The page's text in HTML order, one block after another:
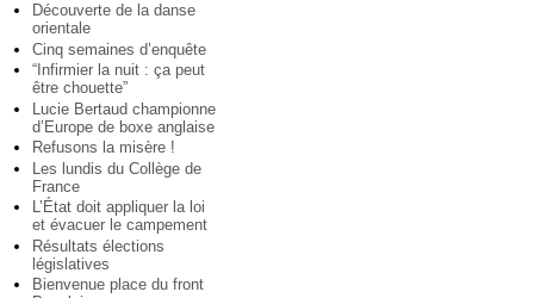
Découverte de la danse
orientale
Cinq semaines d’enquête
“Infirmier la nuit : ça peut
être chouette”
Lucie Bertaud championne
d’Europe de boxe anglaise
Refusons la misère !
Les lundis du Collège de
France
L’État doit appliquer la loi
et évacuer le campement
Résultats élections
législatives
Bienvenue place du front